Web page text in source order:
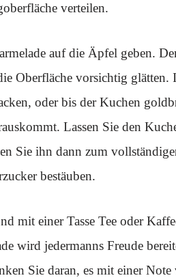
verteilen.
auf die Äpfel geben.
Oberfläche vorsichtig
oder bis der Kuchen
Lassen Sie den
Sie ihn dann zum
bestäuben.
mit einer Tasse Tee oder
wird jedermanns Freude
Sie daran, es mit einer